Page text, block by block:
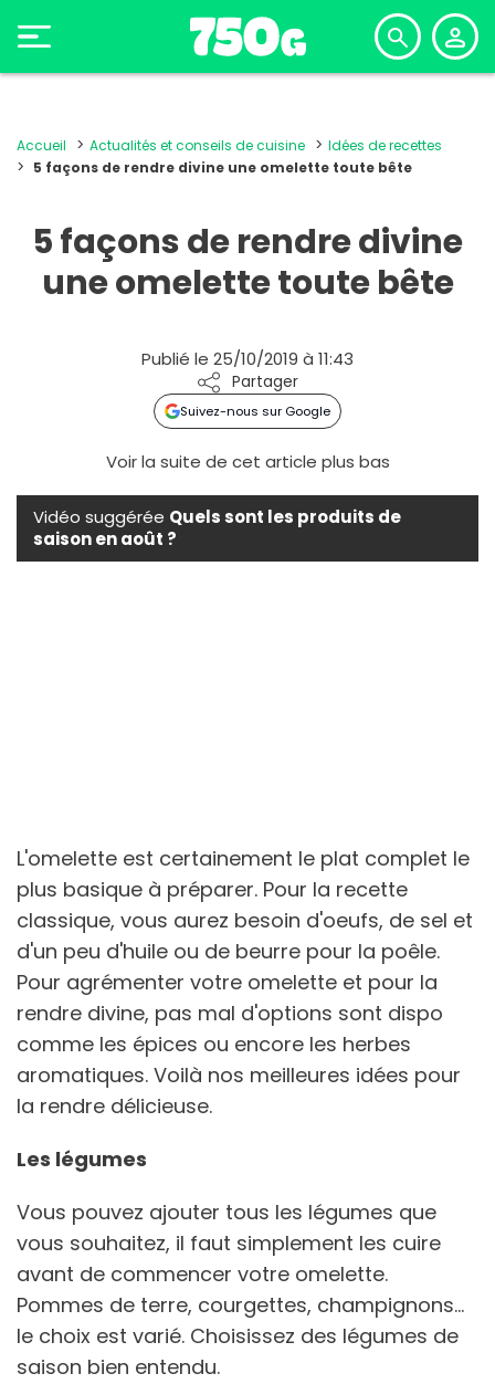
Accueil Actualités et conseils de cuisine
Idées de recettes
5 façons de rendre divine une omelette toute bête
5 façons de rendre divine
une omelette toute bête
Publié le 25/10/2019 à 11:43
Partager
Suivez-nous sur Google
Voir la suite de cet article plus bas
Vidéo suggérée Quels sont les produits de
saison en août ?
L'omelette est certainement le plat complet le
plus basique à préparer. Pour la recette
classique, vous aurez besoin d'oeufs, de sel et
d'un peu d'huile ou de beurre pour la poêle.
Pour agrémenter votre omelette et pour la
rendre divine, pas mal d'options sont dispo
comme les épices ou encore les herbes
aromatiques. Voilà nos meilleures idées pour
la rendre délicieuse.
Les légumes
Vous pouvez ajouter tous les légumes que
vous souhaitez, il faut simplement les cuire
avant de commencer votre omelette.
Pommes de terre, courgettes, champignons...
le choix est varié. Choisissez des légumes de
saison bien entendu.